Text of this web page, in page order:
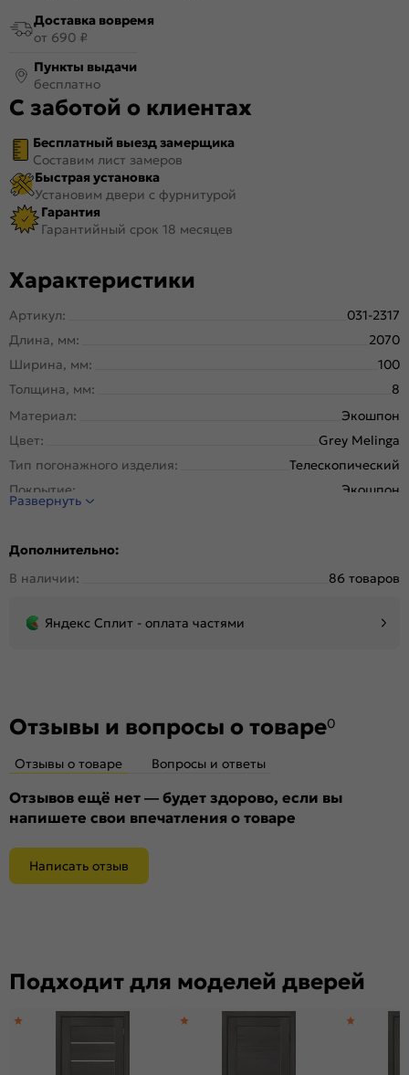
Доставка вовремя
от 690 ₽
Пункты выдачи
бесплатно
С заботой о клиентах
Бесплатный выезд замерщика
Составим лист замеров
Быстрая установка
Установим двери с фурнитурой
Гарантия
Гарантийный срок 18 месяцев
Характеристики
Артикул:
031-2317
Длина, мм:
2070
Ширина, мм:
100
Толщина, мм:
8
Материал:
Экошпон
Цвет:
Grey Melinga
Тип погонажного изделия:
Телескопический
Покрытие:
Экошпон
Развернуть
Дополнительно:
В наличии:
86 товаров
Яндекс Сплит - оплата частями
Отзывы и вопросы о товаре0
Отзывы о товаре Вопросы и ответы
Отзывов ещё нет — будет здорово, если вы
напишете свои впечатления о товаре
Написать отзыв
Подходит для моделей дверей